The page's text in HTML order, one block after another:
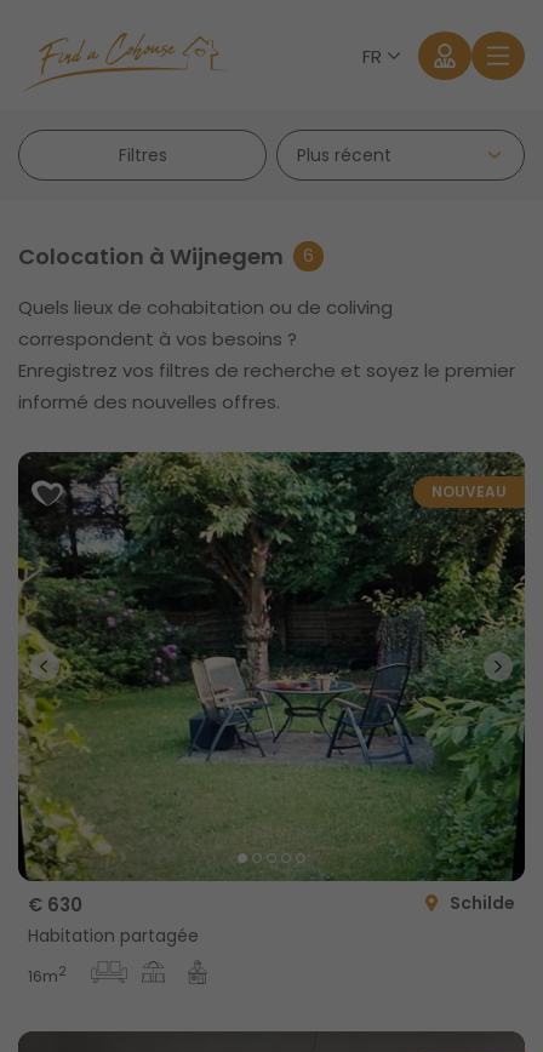
FR
Se connecter
Mot de passe oublié?
Filtres
Colocation à Wijnegem 6
Quels lieux de cohabitation ou de coliving
correspondent à vos besoins ?
Enregistrez vos filtres de recherche et soyez le premier
informé des nouvelles offres.
NOUVEAU
€ 630
Schilde
Habitation partagée
16m2